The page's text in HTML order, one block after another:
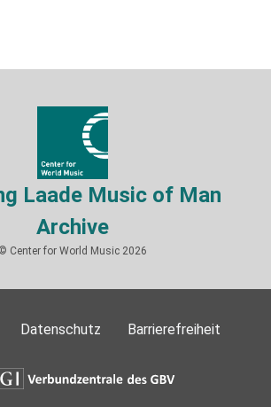
Laade Music of Man
Archive
© Center for World Music 2026
Datenschutz Barrierefreiheit